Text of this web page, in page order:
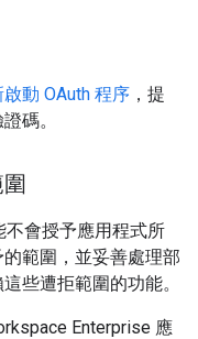
動 OAuth 程序 ，提
碼。
不會授予應用程式所
範圍，並妥善處理部
些遭拒範圍的功能。
Enterprise 應